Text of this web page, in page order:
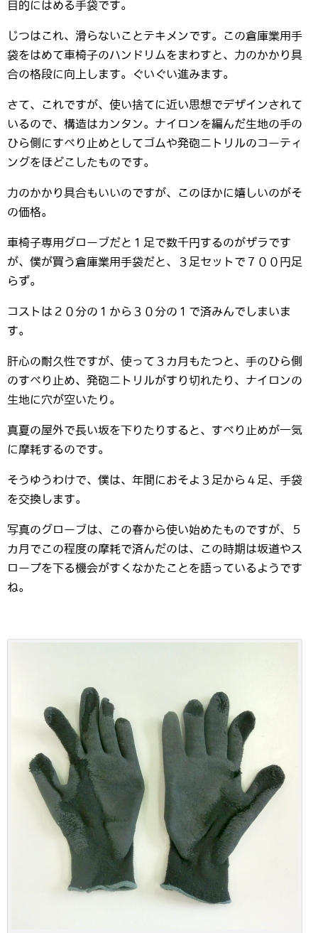
目的にはめる手袋です。
じつはこれ、滑らないことテキメンです。この倉庫業用手
袋をはめて車椅子のハンドリムをまわすと、力のかかり具
合の格段に向上します。ぐいぐい進みます。
さて、これですが、使い捨てに近い思想でデザインされて
いるので、構造はカンタン。ナイロンを編んだ生地の手の
ひら側にすべり止めとしてゴムや発砲ニトリルのコーティ
ングをほどこしたものです。
力のかかり具合もいいのですが、このほかに嬉しいのがそ
の価格。
車椅子専用グローブだと１足で数千円するのがザラです
が、僕が買う倉庫業用手袋だと、３足セットで７００円足
らず。
コストは２０分の１から３０分の１で済みんでしまいま
す。
肝心の耐久性ですが、使って３カ月もたつと、手のひら側
のすべり止め、発砲ニトリルがすり切れたり、ナイロンの
生地に穴が空いたり。
真夏の屋外で長い坂を下りたりすると、すべり止めが一気
に摩耗するのです。
そうゆうわけで、僕は、年間におそよ３足から４足、手袋
を交換します。
写真のグローブは、この春から使い始めたものですが、５
カ月でこの程度の摩耗で済んだのは、この時期は坂道やス
ロープを下る機会がすくなかたことを語っているようです
ね。